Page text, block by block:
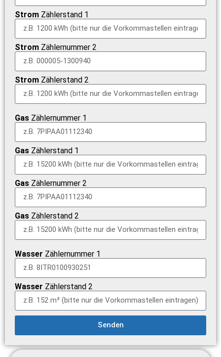
Strom Zählerstand 1
Strom Zählernummer 2
Strom Zählerstand 2
Gas Zählernummer 1
Gas Zählerstand 1
Gas Zählernummer 2
Gas Zählerstand 2
Wasser Zählernummer 1
Wasser Zählerstand 2
Senden